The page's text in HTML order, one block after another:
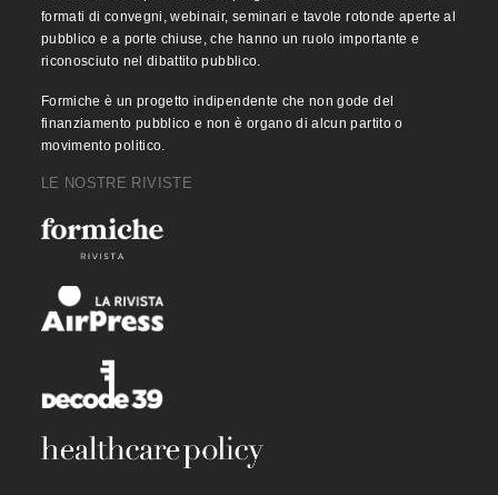
formati di convegni, webinair, seminari e tavole rotonde aperte al
pubblico e a porte chiuse, che hanno un ruolo importante e
riconosciuto nel dibattito pubblico.
Formiche è un progetto indipendente che non gode del
finanziamento pubblico e non è organo di alcun partito o
movimento politico.
LE NOSTRE RIVISTE